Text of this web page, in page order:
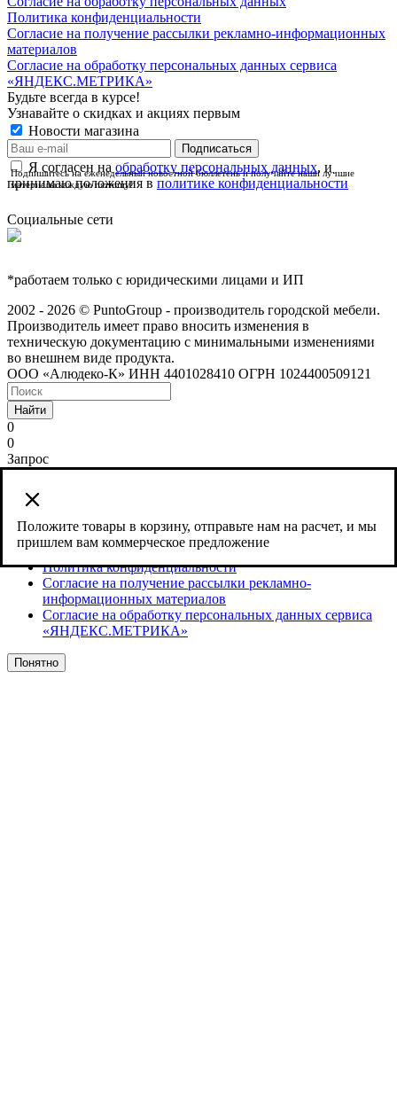
Политика конфиденциальности
Согласие на получение рассылки рекламно-информационных
материалов
Согласие на обработку персональных данных сервиса
«ЯНДЕКС.МЕТРИКА»
Будьте всегда в курсе!
Узнавайте о скидках и акциях первым
Новости магазина
Я согласен на обработку персональных данных, и
принимаю положения в политике конфиденциальности
Подпишитесь на еженедельный новостной бюллетень и получайте наши лучшие
материалы каждую пятницу!
Социальные сети
*работаем только с юридическими лицами и ИП
2002 - 2026 © PuntoGroup - производитель городской мебели.
Производитель имеет право вносить изменения в
техническую документацию с минимальными изменениями
во внешнем виде продукта.
ООО «Алюдеко-К» ИНН 4401028410 ОГРН 1024400509121
Найти
0
0
Запрос
Положите товары в корзину, отправьте нам на расчет, и мы
пришлем вам коммерческое предложение
Сайт использует cookies и сервис веб-аналитики Яндекс
Метрика, предоставляемый компанией ООО «ЯНДЕКС»,
119021, Россия, Москва, ул. Л. Толстого, 16.
Согласие на обработку персональных данных
Политика конфиденциальности
Согласие на получение рассылки рекламно-
информационных материалов
Согласие на обработку персональных данных сервиса
«ЯНДЕКС.МЕТРИКА»
Понятно